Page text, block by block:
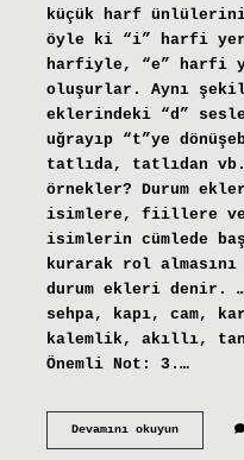
küçük harf
öyle ki “i” harfi
harfiyle, “e” harfi
oluşurlar. Aynı
eklerindeki “d”
uğrayıp “t”ye
tatlıda, tatlıdan
örnekler? Durum
isimlere, fiillere ve
isimlerin cümlede
kurarak rol
durum ekleri denir.
sehpa, kapı, cam,
kalemlik, akıllı,
Önemli Not: 3.…
Devamını okuyunBulunma